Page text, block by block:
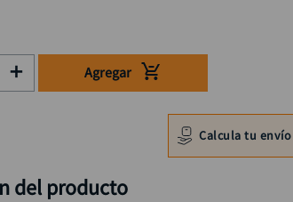
＋ Agregar
Calcula tu envío
del producto